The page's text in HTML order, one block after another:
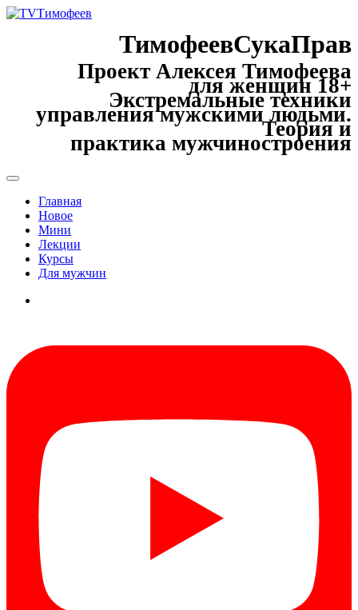
ТимофеевСукаПрав
Проект Алексея Тимофеева
для женщин 18+
Экстремальные техники
управления мужскими людьми.
Теория и
практика мужчиностроения
Главная
Новое
Мини
Лекции
Курсы
Для мужчин